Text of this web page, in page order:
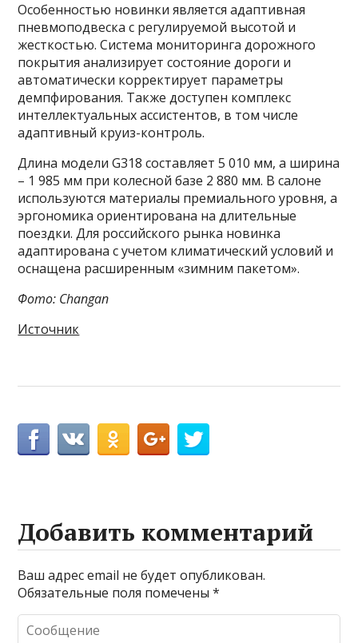
Особенностью новинки является адаптивная
пневмоподвеска с регулируемой высотой и
жесткостью. Система мониторинга дорожного
покрытия анализирует состояние дороги и
автоматически корректирует параметры
демпфирования. Также доступен комплекс
интеллектуальных ассистентов, в том числе
адаптивный круиз-контроль.
Длина модели G318 составляет 5 010 мм, а ширина
– 1 985 мм при колесной базе 2 880 мм. В салоне
используются материалы премиального уровня, а
эргономика ориентирована на длительные
поездки. Для российского рынка новинка
адаптирована с учетом климатический условий и
оснащена расширенным «зимним пакетом».
Фото: Changan
Источник
Добавить комментарий
Ваш адрес email не будет опубликован.
Обязательные поля помечены*